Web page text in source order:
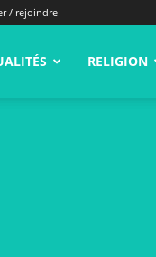
/ rejoindre
RELIGION